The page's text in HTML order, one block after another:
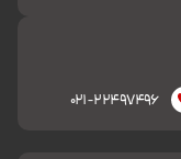
۰۲۱-۲۲۴۹۷۴۹۶